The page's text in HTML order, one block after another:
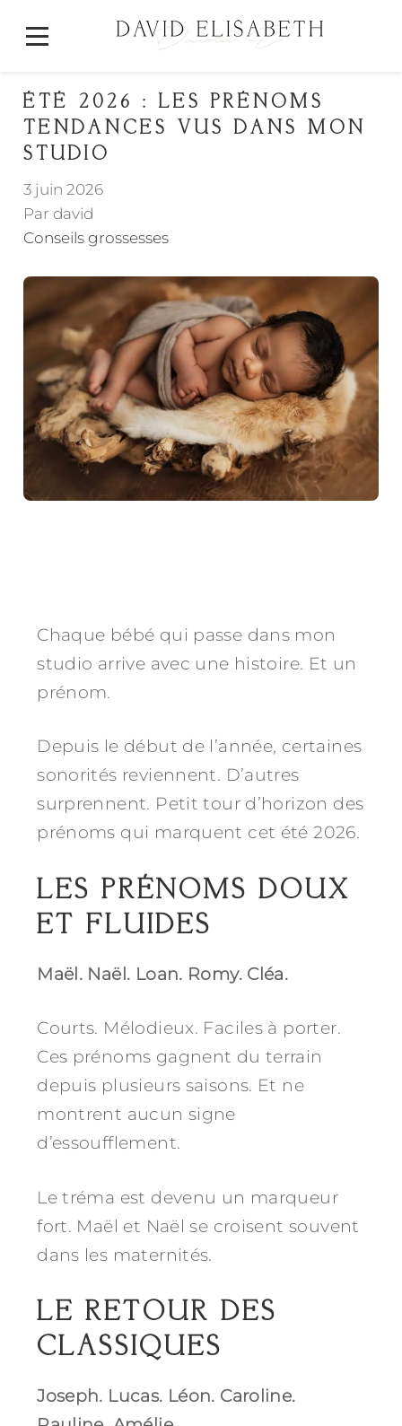
ÉTÉ 2026 : LES PRÉNOMS
TENDANCES VUS DANS MON
STUDIO
3 juin 2026
Par david
Conseils grossesses
Chaque bébé qui passe dans mon
studio arrive avec une histoire. Et un
prénom.
Depuis le début de l’année, certaines
sonorités reviennent. D’autres
surprennent. Petit tour d’horizon des
prénoms qui marquent cet été 2026.
LES PRÉNOMS DOUX
ET FLUIDES
Maël. Naël. Loan. Romy. Cléa.
Courts. Mélodieux. Faciles à porter.
Ces prénoms gagnent du terrain
depuis plusieurs saisons. Et ne
montrent aucun signe
d’essoufflement.
Le tréma est devenu un marqueur
fort. Maël et Naël se croisent souvent
dans les maternités.
LE RETOUR DES
CLASSIQUES
Joseph. Lucas. Léon. Caroline.